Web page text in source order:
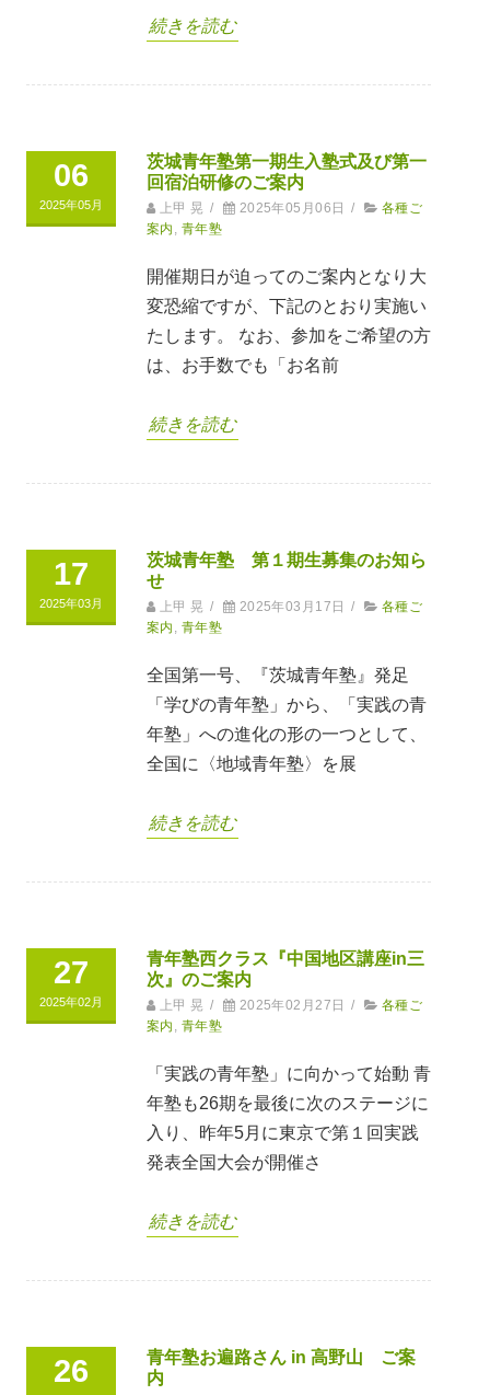
続きを読む
06
2025年05月
茨城青年塾第一期生入塾式及び第一
回宿泊研修のご案内
上甲 晃 / 2025年05月06日 /
各種ご
案内
青年塾
開催期日が迫ってのご案内となり大
変恐縮ですが、下記のとおり実施い
たします。 なお、参加をご希望の方
は、お手数でも「お名前
続きを読む
17
2025年03月
茨城青年塾 第１期生募集のお知ら
せ
上甲 晃 / 2025年03月17日 /
各種ご
案内
青年塾
全国第一号、『茨城青年塾』発足
「学びの青年塾」から、「実践の青
年塾」への進化の形の一つとして、
全国に〈地域青年塾〉を展
続きを読む
27
2025年02月
青年塾西クラス『中国地区講座in三
次』のご案内
上甲 晃 / 2025年02月27日 /
各種ご
案内
青年塾
「実践の青年塾」に向かって始動 青
年塾も26期を最後に次のステージに
入り、昨年5月に東京で第１回実践
発表全国大会が開催さ
続きを読む
26
青年塾お遍路さん in 高野山 ご案
内